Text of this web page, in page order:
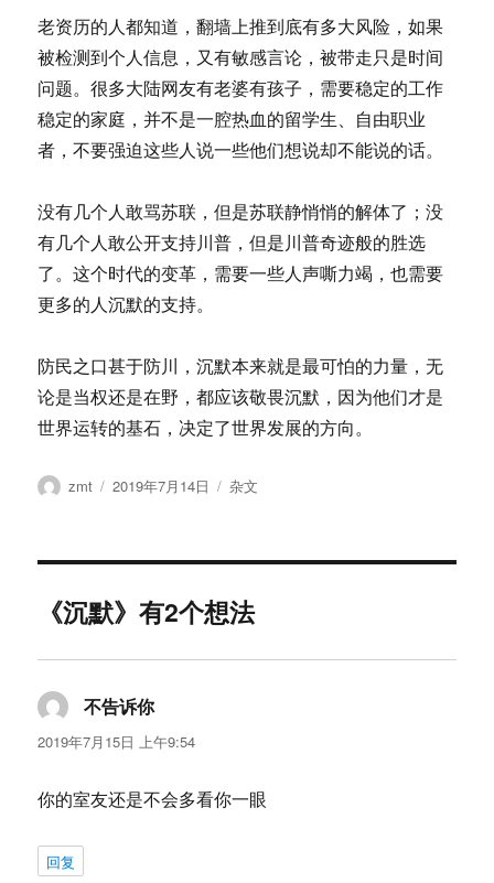
老资历的人都知道，翻墙上推到底有多大风险，如果
被检测到个人信息，又有敏感言论，被带走只是时间
问题。很多大陆网友有老婆有孩子，需要稳定的工作
稳定的家庭，并不是一腔热血的留学生、自由职业
者，不要强迫这些人说一些他们想说却不能说的话。
没有几个人敢骂苏联，但是苏联静悄悄的解体了；没
有几个人敢公开支持川普，但是川普奇迹般的胜选
了。这个时代的变革，需要一些人声嘶力竭，也需要
更多的人沉默的支持。
防民之口甚于防川，沉默本来就是最可怕的力量，无
论是当权还是在野，都应该敬畏沉默，因为他们才是
世界运转的基石，决定了世界发展的方向。
作
zmt
发
2019年7月14日
分
杂文
《沉默》有2个想法
不告诉你说
道：
2019年7月15日 上午9:54
你的室友还是不会多看你一眼
回复